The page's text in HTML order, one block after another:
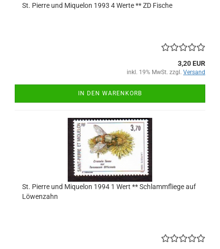
St. Pierre und Miquelon 1993 4 Werte ** ZD Fische
3,20 EUR
inkl. 19% MwSt. zzgl. Versand
IN DEN WARENKORB
St. Pierre und Miquelon 1994 1 Wert ** Schlammfliege auf
Löwenzahn